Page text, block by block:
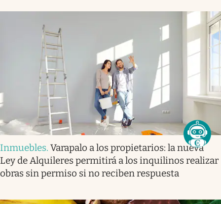
Inmuebles. Varapalo a los propietarios: la nueva
Ley de Alquileres permitirá a los inquilinos realizar
obras sin permiso si no reciben respuesta